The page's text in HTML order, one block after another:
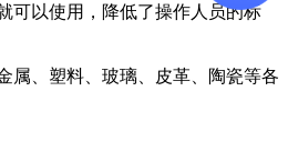
可以使用，降低了操作人员的标
属、塑料、玻璃、皮革、陶瓷等各